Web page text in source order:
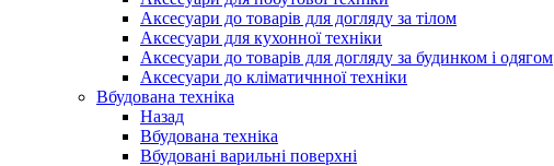
Аксесуари до товарів для догляду за тілом
Аксесуари для кухонної техніки
Аксесуари до товарів для догляду за будинком і одягом
Аксесуари до кліматичнної техніки
Вбудована техніка
Назад
Вбудована техніка
Вбудовані варильні поверхні